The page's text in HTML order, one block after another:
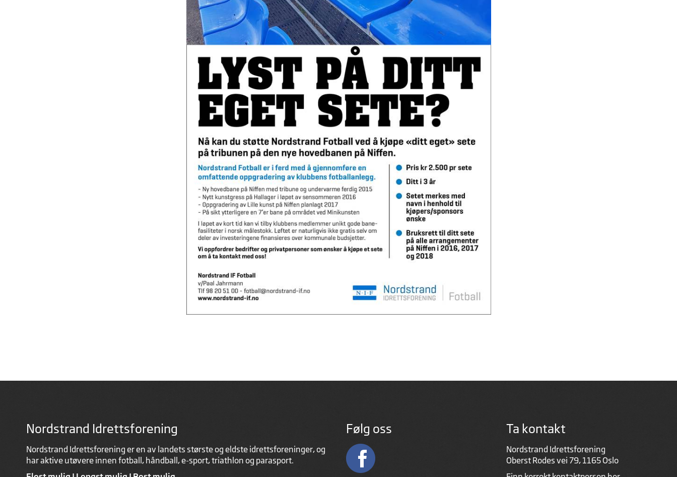
Nordstrand Idrettsforening
Nordstrand Idrettsforening er en av landets største og eldste idrettsforeninger, og
har aktive utøvere innen fotball, håndball, e-sport, triathlon og parasport.
Følg oss Ta kontakt
Nordstrand Idrettsforening
Oberst Rodes vei 79, 1165 Oslo